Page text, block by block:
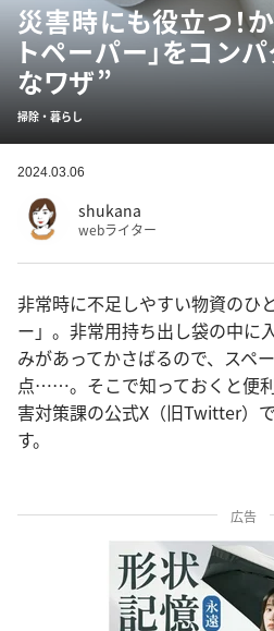
災害時にも役立つ！
トペーパー」をコン
なワザ”
掃除・暮らし
2024.03.06
shukana
webライター
非常時に不足しやすい物資のひ
ー」。非常用持ち出し袋の中に
みがあってかさばるので、スペ
点……。そこで知っておくと便
害対策課の公式X（旧Twitter）
す。
広告